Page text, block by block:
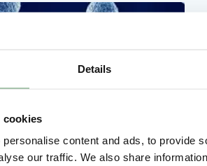
Details
cookies
content and ads, to provide
our traffic. We also share